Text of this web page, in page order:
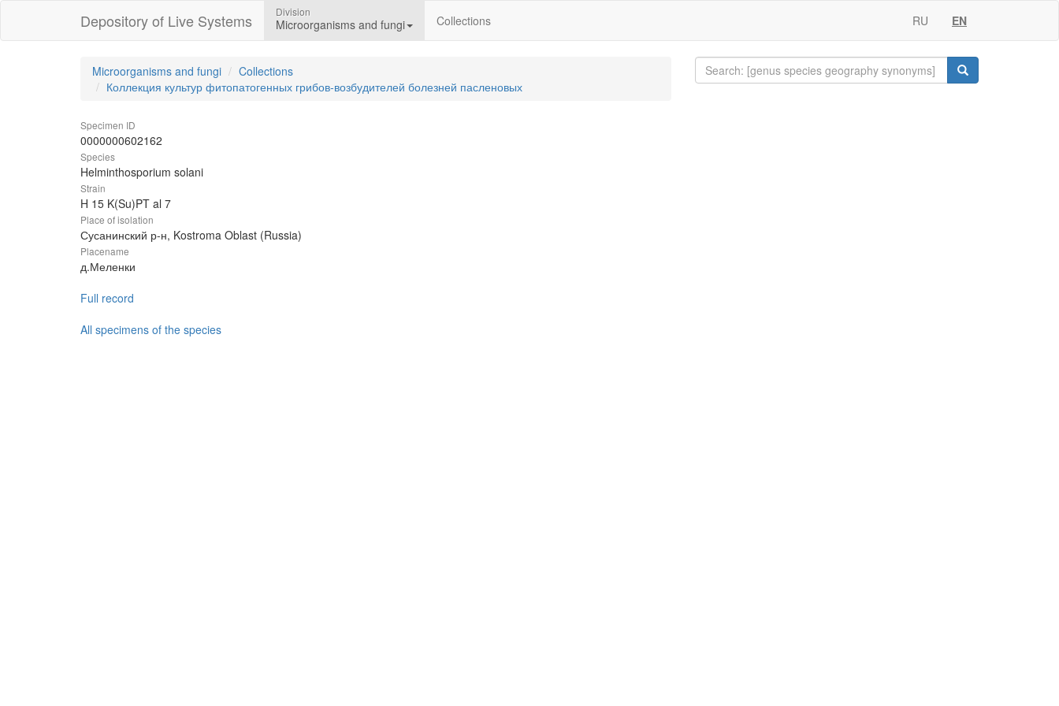
Depository of Live Systems Division
Microorganisms and fungi Collections RU EN
Microorganisms and fungi
Collections
Коллекция культур фитопатогенных грибов-возбудителей болезней пасленовых
Specimen ID
0000000602162
Species
Helminthosporium solani
Strain
H 15 K(Su)PT al 7
Place of isolation
Сусанинский р-н, Kostroma Oblast (Russia)
Placename
д.Меленки
Full record
All specimens of the species